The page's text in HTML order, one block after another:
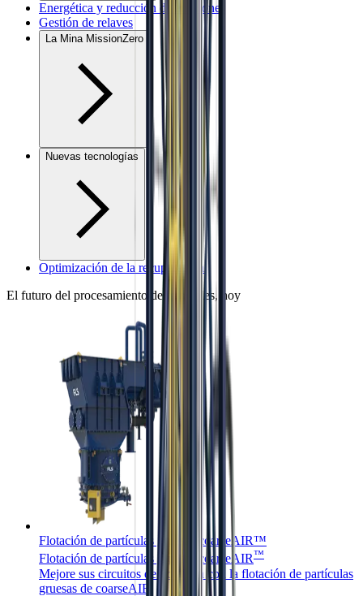
Energética y reducción de emisiones
Gestión de relaves
La Mina MissionZero
Nuevas tecnologías
Optimización de la recuperación
El futuro del procesamiento de minerales, hoy
Flotación de partículas gruesas coarseAIR™
Flotación de partículas gruesas coarseAIR™
Mejore sus circuitos de flotación con la flotación de partículas
gruesas de coarseAIR